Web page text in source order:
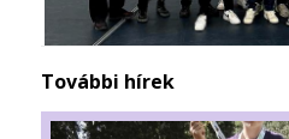
További hírek